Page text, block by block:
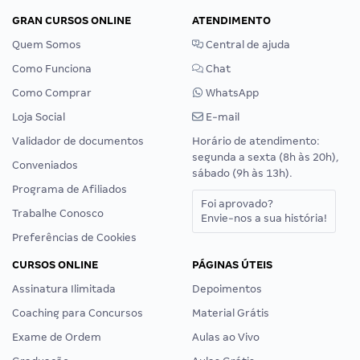
GRAN CURSOS ONLINE
Quem Somos
Como Funciona
Como Comprar
Loja Social
Validador de documentos
Conveniados
Programa de Afiliados
Trabalhe Conosco
Preferências de Cookies
ATENDIMENTO
Central de ajuda
Chat
WhatsApp
E-mail
Horário de atendimento:
segunda a sexta (8h às 20h),
sábado (9h às 13h).
Foi aprovado?
Envie-nos a sua história!
CURSOS ONLINE
Assinatura Ilimitada
Coaching para Concursos
Exame de Ordem
PÁGINAS ÚTEIS
Depoimentos
Material Grátis
Aulas ao Vivo